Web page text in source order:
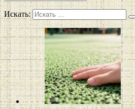
Искать: